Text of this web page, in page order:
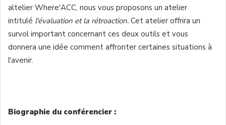
altelier Where'ACC, nous vous proposons un atelier
intitulé l'évaluation et la rétroaction. Cet atelier offrira un
survol important concernant ces deux outils et vous
donnera une idée comment affronter certaines situations à
l'avenir.
Biographie du conférencier :